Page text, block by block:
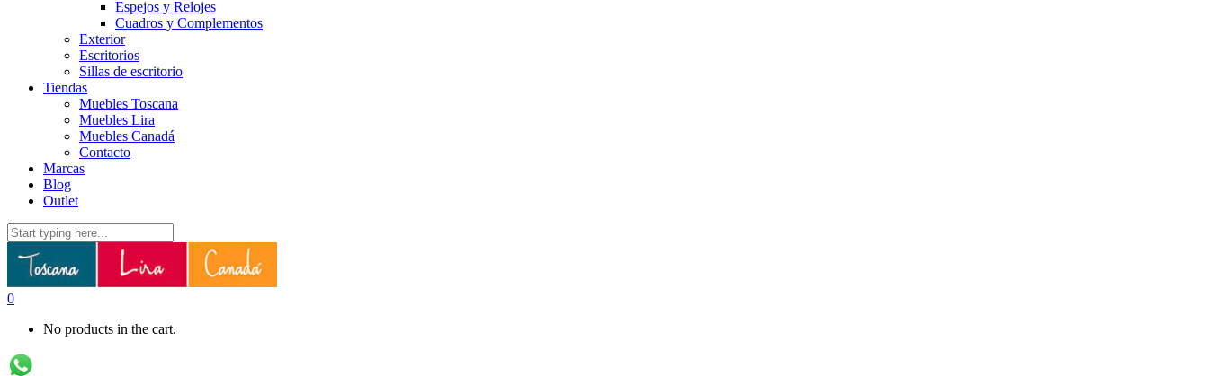
Espejos y Relojes
Cuadros y Complementos
Exterior
Escritorios
Sillas de escritorio
Tiendas
Muebles Toscana
Muebles Lira
Muebles Canadá
Contacto
Marcas
Blog
Outlet
0
No products in the cart.